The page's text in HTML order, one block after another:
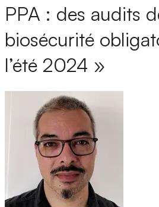
PPA : des audits
biosécurité
l’été 2024 »